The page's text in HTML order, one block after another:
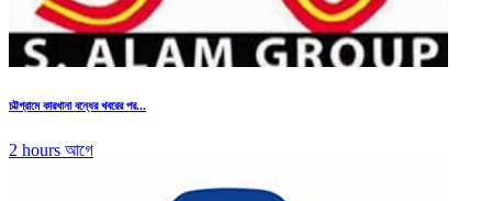
চট্টগ্রামে কারখানা বন্ধের খবরের পর...
2 hours আগে